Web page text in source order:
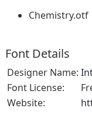
Chemistry.otf
Font Details
Designer Name:
Font License:
Website: